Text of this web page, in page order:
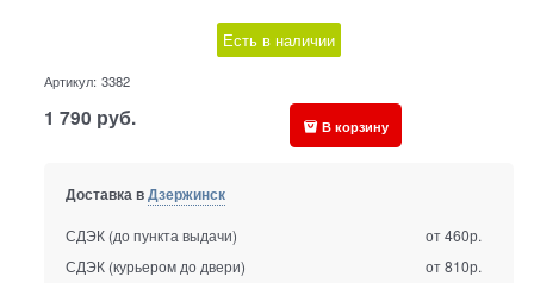
Есть в наличии
Артикул: 3382
1 790 руб. В корзину
Доставка вДзержинск
СДЭК (до пункта выдачи)
от 460р.
СДЭК (курьером до двери)
от 810р.